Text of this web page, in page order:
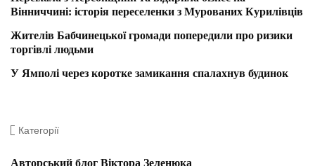
Вінниччині: історія переселенки з Мурованих Курилівців
Жителів Бабчинецької громади попередили про ризики
торгівлі людьми
У Ямполі через коротке замикання спалахнув будинок
Категорії
Авторський блог Віктора Зеленюка